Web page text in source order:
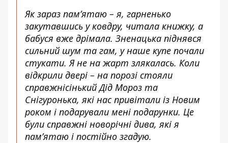
Як зараз памʼятаю – я, гарненько
закутавшись у ковдру, читала книжку, а
бабуся вже дрімала. Зненацька піднявся
сильний шум та гам, у наше купе почали
стукати. Я не на жарт злякалась. Коли
відкрили двері – на порозі стояли
справжнісінький Дід Мороз та
Снігуронька, які нас привітали із Новим
роком і подарували мені подарунки. Це
були справжні новорічні дива, які я
памʼятаю і постійно згадую.